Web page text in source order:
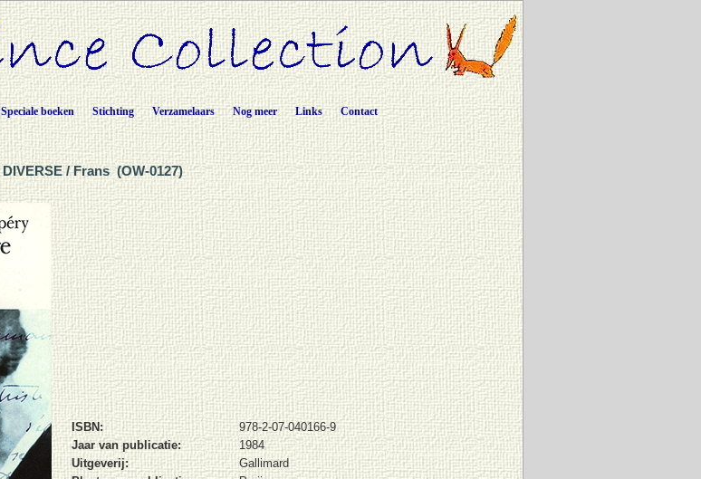
Speciale boeken Stichting Verzamelaars Nog meer Links Contact
DIVERSE / Frans (OW-0127)
ISBN:
978-2-07-040166-9
Jaar van publicatie:
1984
Uitgeverij:
Gallimard